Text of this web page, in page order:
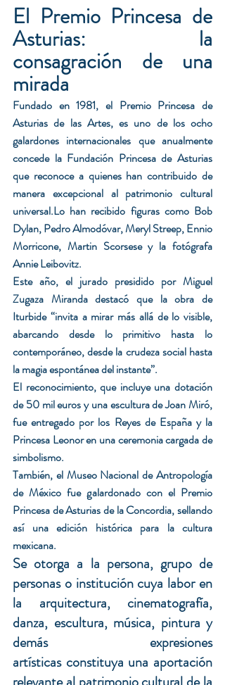
El Premio Princesa de
Asturias: la
consagración de una
mirada
Fundado en 1981, el Premio Princesa de
Asturias de las Artes, es uno de los ocho
galardones internacionales que anualmente
concede la Fundación Princesa de Asturias
que reconoce a quienes han contribuido de
manera excepcional al patrimonio cultural
universal.Lo han recibido figuras como Bob
Dylan, Pedro Almodóvar, Meryl Streep, Ennio
Morricone, Martin Scorsese y la fotógrafa
Annie Leibovitz.
Este año, el jurado presidido por Miguel
Zugaza Miranda destacó que la obra de
Iturbide “invita a mirar más allá de lo visible,
abarcando desde lo primitivo hasta lo
contemporáneo, desde la crudeza social hasta
la magia espontánea del instante”.
El reconocimiento, que incluye una dotación
de 50 mil euros y una escultura de Joan Miró,
fue entregado por los Reyes de España y la
Princesa Leonor en una ceremonia cargada de
simbolismo.
También, el Museo Nacional de Antropología
de México fue galardonado con el Premio
Princesa de Asturias de la Concordia, sellando
así una edición histórica para la cultura
mexicana.
Se otorga a la persona, grupo de
personas o institución cuya labor en
la arquitectura, cinematografía,
danza, escultura, música, pintura y
demás expresiones
artísticas constituya una aportación